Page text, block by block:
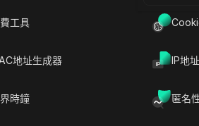
工具
地址生成器 IP地
時鐘 匿名
來說，瞄准正確的受眾和采用有
用DICloak同時登錄多個廣告賬
還可以使用DICoak快速測試各種
合，使您的利潤最大化。